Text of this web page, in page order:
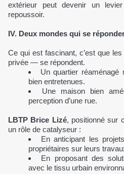
extérieur peut devenir un
repoussoir.
IV. Deux mondes qui se
Ce qui est fascinant, c’est que
privée — se répondent.
Un quartier
bien entretenues.
Une maison bien
perception d’une rue.
LBTP Brice Lizé, positionné sur
un rôle de catalyseur :
En anticipant les
propriétaires sur leurs
En proposant des
avec le tissu urbain